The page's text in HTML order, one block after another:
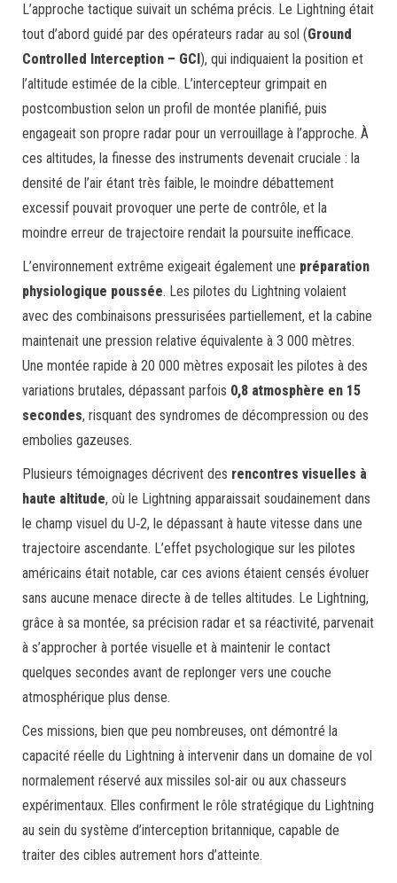
L’approche tactique suivait un schéma précis. Le Lightning était
tout d’abord guidé par des opérateurs radar au sol (Ground
Controlled Interception – GCI), qui indiquaient la position et
l’altitude estimée de la cible. L’intercepteur grimpait en
postcombustion selon un profil de montée planifié, puis
engageait son propre radar pour un verrouillage à l’approche. À
ces altitudes, la finesse des instruments devenait cruciale : la
densité de l’air étant très faible, le moindre débattement
excessif pouvait provoquer une perte de contrôle, et la
moindre erreur de trajectoire rendait la poursuite inefficace.
L’environnement extrême exigeait également une préparation
physiologique poussée. Les pilotes du Lightning volaient
avec des combinaisons pressurisées partiellement, et la cabine
maintenait une pression relative équivalente à 3 000 mètres.
Une montée rapide à 20 000 mètres exposait les pilotes à des
variations brutales, dépassant parfois 0,8 atmosphère en 15
secondes, risquant des syndromes de décompression ou des
embolies gazeuses.
Plusieurs témoignages décrivent des rencontres visuelles à
haute altitude, où le Lightning apparaissait soudainement dans
le champ visuel du U‑2, le dépassant à haute vitesse dans une
trajectoire ascendante. L’effet psychologique sur les pilotes
américains était notable, car ces avions étaient censés évoluer
sans aucune menace directe à de telles altitudes. Le Lightning,
grâce à sa montée, sa précision radar et sa réactivité, parvenait
à s’approcher à portée visuelle et à maintenir le contact
quelques secondes avant de replonger vers une couche
atmosphérique plus dense.
Ces missions, bien que peu nombreuses, ont démontré la
capacité réelle du Lightning à intervenir dans un domaine de vol
normalement réservé aux missiles sol-air ou aux chasseurs
expérimentaux. Elles confirment le rôle stratégique du Lightning
au sein du système d’interception britannique, capable de
traiter des cibles autrement hors d’atteinte.